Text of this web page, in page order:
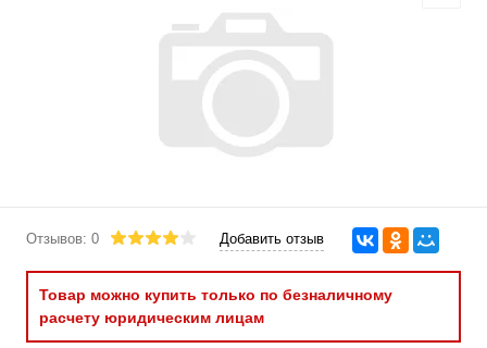
Отзывов: 0 Добавить отзыв
Товар можно купить только по безналичному
расчету юридическим лицам